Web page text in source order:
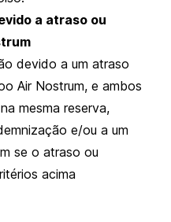
a atraso ou
devido a um atraso
Air Nostrum, e ambos
mesma reserva,
e/ou a um
se o atraso ou
acima